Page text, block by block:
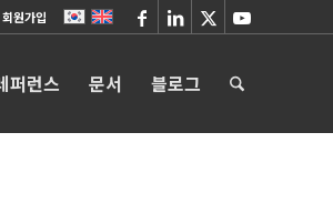
회원가입
퍼런스 문서 블로그